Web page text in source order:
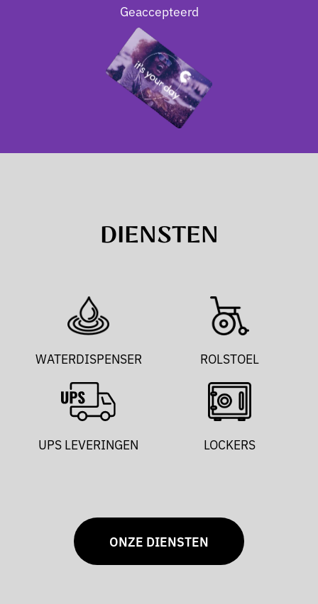
Geaccepteerd
DIENSTEN
WATERDISPENSER ROLSTOEL
UPS LEVERINGEN LOCKERS
ONZE DIENSTEN